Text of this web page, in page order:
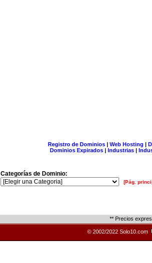
Registro de Dominios| Web Hosting |
Dominios Expirados | Industrias |
Categorías de Dominio:
[Pág.
** Precios
© 2002/2022 Solo10.com